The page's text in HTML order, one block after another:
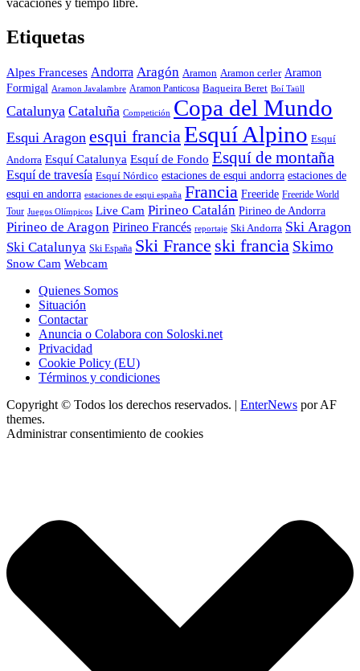
Etiquetas
Alpes Franceses Andorra Aragón Aramon Aramon cerler Aramon
Formigal Aramon Javalambre Aramon Panticosa Baqueira Beret Boí Taüll
Catalunya Cataluña Competición Copa del Mundo
Esqui Aragon esqui francia Esquí Alpino Esquí
Andorra Esquí Catalunya Esquí de Fondo Esquí de montaña
Esquí de travesía Esquí Nórdico estaciones de esqui andorra estaciones de
esqui en andorra estaciones de esqui españa Francia Freeride Freeride World
Tour Juegos Olímpicos Live Cam Pirineo Catalán Pirineo de Andorra
Pirineo de Aragon Pirineo Francés reportaje Ski Andorra Ski Aragon
Ski Catalunya Ski España Ski France ski francia Skimo
Snow Cam Webcam
Quienes Somos
Situación
Contactar
Anuncia o Colabora con Soloski.net
Privacidad
Cookie Policy (EU)
Términos y condiciones
Copyright © Todos los derechos reservados. | EnterNews por AF
themes.
Administrar consentimiento de cookies